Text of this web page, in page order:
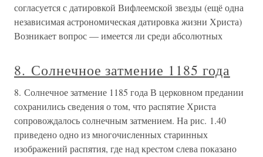
согласуется с датировкой Вифлеемской звезды (ещё одна
независимая астрономическая датировка жизни Христа)
Возникает вопрос — имеется ли среди абсолютных
8. Солнечное затмение 1185 года
8. Солнечное затмение 1185 года В церковном предании
сохранились сведения о том, что распятие Христа
сопровождалось солнечным затмением. На рис. 1.40
приведено одно из многочисленных старинных
изображений распятия, где над крестом слева показано